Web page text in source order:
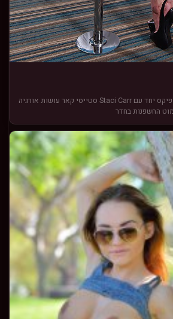
Anna Bell Peaks אנה בל פיקס יחד עם Staci Carr סטייסי קאר עושות אורגיה
החשפנות בחדר